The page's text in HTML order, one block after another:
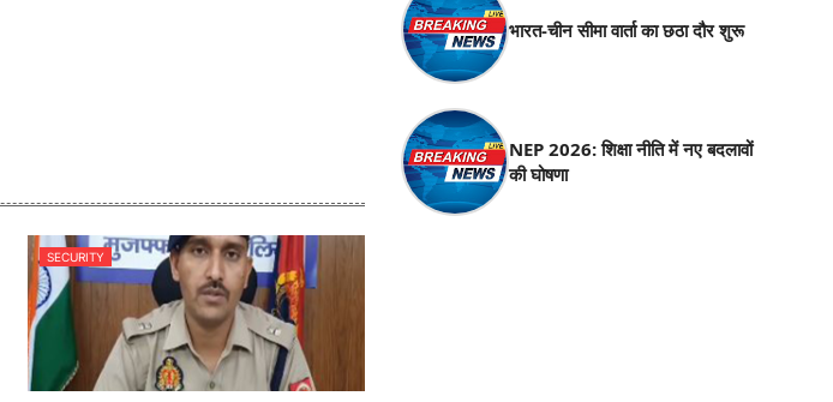
SECURITY
भारत-चीन सीमा वार्ता का छठा दौर शुरू
NEP 2026: शिक्षा नीति में नए बदलावों
की घोषणा